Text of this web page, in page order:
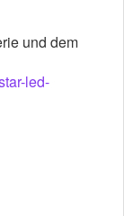
und dem
led-